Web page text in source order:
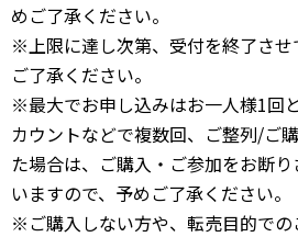
めご了承ください。
※上限に達し次第、受付を終了させ
ご了承ください。
※最大でお申し込みはお一人様1回
カウントなどで複数回、ご整列/ご
た場合は、ご購入・ご参加をお断
いますので、予めご了承ください。
※ご購入しない方や、転売目的での